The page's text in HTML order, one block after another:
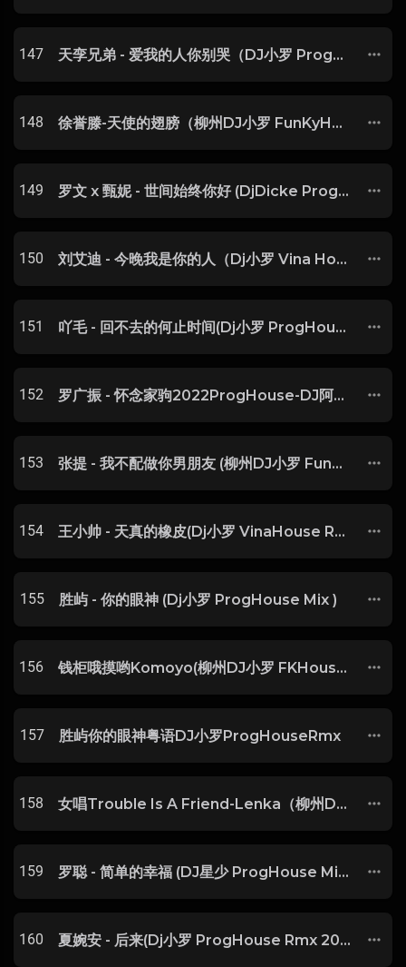
147 天孪兄弟 - 爱我的人你别哭（DJ小罗 ProgHouse Rmx 2021）
148 徐誉滕-天使的翅膀（柳州DJ小罗 FunKyHouse Mix）
149 罗文 x 甄妮 - 世间始终你好 (DjDicke ProgHouse Mix) 粤语-玖零DJ整理♪♫
150 刘艾迪 - 今晚我是你的人（Dj小罗 Vina House Mix) 乐哥专属
151 吖毛 - 回不去的何止时间(Dj小罗 ProgHouse Rmx 2023)
152 罗广振 - 怀念家驹2022ProgHouse-DJ阿荣Wing-Remix-玖零DJ整理♪♫
153 张提 - 我不配做你男朋友 (柳州DJ小罗 FunKyHouse Mix)
154 王小帅 - 天真的橡皮(Dj小罗 VinaHouse Rmx 2023)
155 胜屿 - 你的眼神 (Dj小罗 ProgHouse Mix )
156 钱柜哦摸哟Komoyo(柳州DJ小罗 FKHouse 2022 Mix)
157 胜屿你的眼神粤语DJ小罗ProgHouseRmx
158 女唱Trouble Is A Friend-Lenka（柳州DJ小罗 FunKyHouse Mix）
159 罗聪 - 简单的幸福 (DJ星少 ProgHouse Mix)-玖零DJ整理♪♫
160 夏婉安 - 后来(Dj小罗 ProgHouse Rmx 2023)